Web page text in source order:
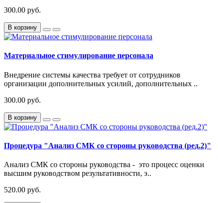
300.00 руб.
В корзину
Материальное стимулирование персонала
Внедрение системы качества требует от сотрудников
организации дополнительных усилий, дополнительных ..
300.00 руб.
В корзину
Процедура "Анализ СМК со стороны руководства (ред.2)"
Анализ СМК со стороны руководства - это процесс оценки
высшим руководством результативности, э..
520.00 руб.